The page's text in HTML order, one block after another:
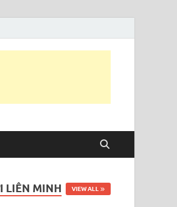
LIÊN MINH VIEW ALL